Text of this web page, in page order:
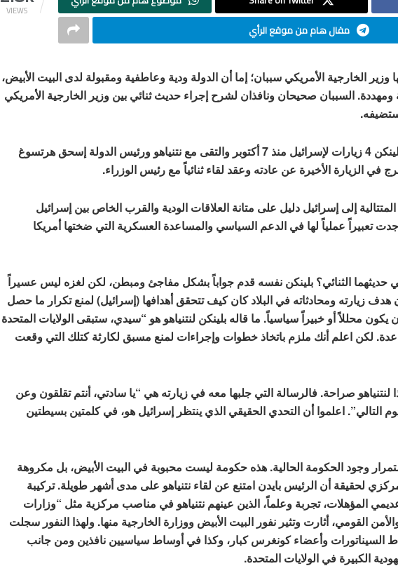
VIEWS
مقال هام من موقع الرأي
وزير الخارجية الأمريكي سببان؛ إما أن الدولة ودية وعاطفية ومقبولة لدى البيت الأبيض،
ومهددة. السببان صحيحان ونافذان لشرح إجراء حديث ثنائي بين وزير الخارجية الأمريكي
أجرى وزير الخارجية أنتوني بلينكن 4 زيارات لإسرائيل منذ 7 أكتوبر والتقى مع نتنياهو ورئيس الدولة إسحق هرتسوغ
الزيارة الأخيرة عن عادته وعقد لقاء ثنائياً مع رئيس الوزراء.
إلى إسرائيل دليل على متانة العلاقات الودية والقرب الخاص بين إسرائيل
تعبيراً عملياً لها في الدعم السياسي والمساعدة العسكرية التي ضختها أمريكا
حديثهما الثنائي؟ بلينكن نفسه قدم جواباً بشكل مفاجئ ومبطن، لكن لغزه ليس عسيراً
زيارته ومحادثاته في البلاد كان كيف تتحقق أهدافها (إسرائيل) لمنع تكرار ما حصل
أن يكون محللاً أو خبيراً سياسياً. ما قاله بلينكن لنتنياهو هو “سيدي، ستبقى الولايات المتحدة
لكن اعلم أنك ملزم باتخاذ خطوات وإجراءات لمنع مسبق لكارثة كتلك التي وقعت
صراحة. فالرسالة التي جلبها معه في زيارته هي “يا سادتي، أنتم تقلقون وعن
اعلموا أن التحدي الحقيقي الذي ينتظر إسرائيل هو، في كلمتين بسيطتين
وجود الحكومة الحالية. هذه حكومة ليست محبوبة في البيت الأبيض، بل مكروهة
لحقيقة أن الرئيس بايدن امتنع عن لقاء نتنياهو على مدى أشهر طويلة. تركيبة
المؤهلات، تجربة وعلماً، الذين عينهم نتنياهو في مناصب مركزية مثل “وزارات
القومي، أثارت وتثير نفور البيت الأبيض ووزارة الخارجية منها. ولهذا النفور سجلت
السيناتورات وأعضاء كونغرس كبار، وكذا في أوساط سياسيين نافذين ومن جانب
الكبيرة في الولايات المتحدة.